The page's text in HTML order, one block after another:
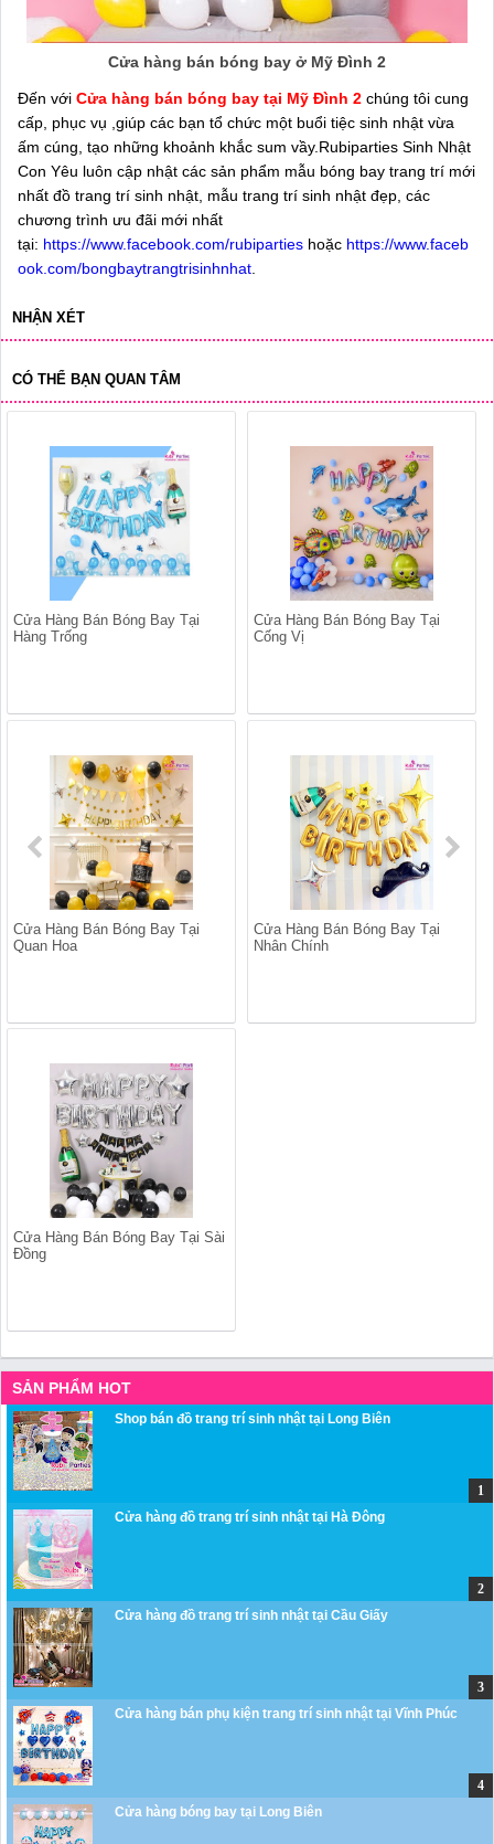
Cửa hàng bán bóng bay ở Mỹ Đình 2
Đến với Cửa hàng bán bóng bay tại Mỹ Đình 2 chúng tôi cung
cấp, phục vụ ,giúp các bạn tổ chức một buổi tiệc sinh nhật vừa
ấm cúng, tạo những khoảnh khắc sum vầy.Rubiparties Sinh Nhật
Con Yêu luôn cập nhật các sản phẩm mẫu bóng bay trang trí mới
nhất đồ trang trí sinh nhật, mẫu trang trí sinh nhật đẹp, các
chương trình ưu đãi mới nhất
tại: https://www.facebook.com/rubiparties hoặc https://www.faceb
ook.com/bongbaytrangtrisinhnhat
NHẬN XÉT
CÓ THỂ BẠN QUAN TÂM
Cửa Hàng Bán Bóng Bay Tại
Hàng Trống
Cửa Hàng Bán Bóng Bay Tại
Cống Vị
Cửa Hàng Bán Bóng Bay Tại
Quan Hoa
Cửa Hàng Bán Bóng Bay Tại
Nhân Chính
Cửa Hàng Bán Bóng Bay Tại Sài
Đồng
SẢN PHẨM HOT
Shop bán đồ trang trí sinh nhật tại Long Biên
Cửa hàng đồ trang trí sinh nhật tại Hà Đông
Cửa hàng đồ trang trí sinh nhật tại Cầu Giấy
Cửa hàng bán phụ kiện trang trí sinh nhật tại Vĩnh Phúc
Cửa hàng bóng bay tại Long Biên